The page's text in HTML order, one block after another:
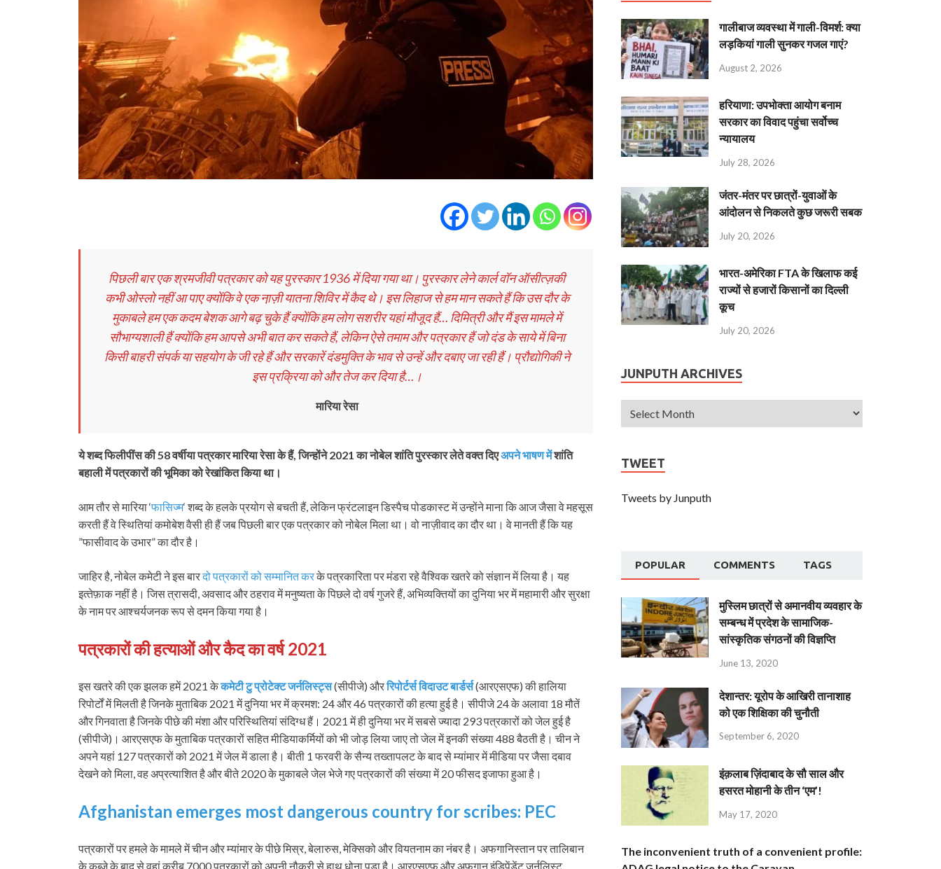
पिछली बार एक श्रमजीवी पत्रकार को यह पुरस्‍कार 1936 में दिया गया था। पुरस्‍कार लेने कार्ल वॉन ऑसीत्‍ज़की
कभी ओस्‍लो नहीं आ पाए क्‍योंकि वे एक ना़ज़ी यातना शिविर में कैद थे। इस लिहाज से हम मान सकते हैं कि उस दौर के
मुकाबले हम एक कदम बेशक आगे बढ़ चुके हैं क्‍योंकि हम लोग सशरीर यहां मौजूद हैं… दिमित्री और मैं इस मामले में
सौभाग्‍यशाली हैं क्‍योंकि हम आपसे अभी बात कर सकते हैं, लेकिन ऐसे तमाम और पत्रकार हैं जो दंड के साये में बिना
किसी बाहरी संपर्क या सहयोग के जी रहे हैं और सरकारें दंडमुक्ति के भाव से उन्‍हें और दबाए जा रही हैं। प्रौद्योगिकी ने
इस प्रक्रिया को और तेज कर दिया है…।
मारिया रेसा
ये शब्‍द फिलीपींस की 58 वर्षीया पत्रकार मारिया रेसा के हैं, जिन्‍होंने 2021 का नोबेल शांति पुरस्‍कार लेते वक्‍त दिएअपने भाषण मेंशांति
बहाली में पत्रकारों की भूमिका को रेखांकित किया था।
आम तौर से मारिया ‘फासिज्‍म‘ शब्‍द के हलके प्रयोग से बचती हैं, लेकिन फ्रंटलाइन डिस्‍पैच पोडकास्‍ट में उन्‍होंने माना कि आज जैसा वे महसूस
करती हैं वे स्थितियां कमोबेश वैसी ही हैं जब पिछली बार एक पत्रकार को नोबेल मिला था। वो नाज़ीवाद का दौर था। वे मानती हैं कि यह
”फासीवाद के उभार” का दौर है।
जाहिर है, नोबेल कमेटी ने इस बारदो पत्रकारों को सम्‍मानित करके पत्रकारिता पर मंडरा रहे वैश्विक खतरे को संज्ञान में लिया है। यह
इत्‍तेफ़ाक नहीं है। जिस त्रासदी, अवसाद और ठहराव में मनुष्‍यता के पिछले दो वर्ष गुजरे हैं, अभिव्‍यक्तियों का दुनिया भर में महामारी और सुरक्षा
के नाम पर आश्‍चर्यजनक रूप से दमन किया गया है।
पत्रकारों की हत्‍याओं और कैद का वर्ष 2021
इस खतरे की एक झलक हमें 2021 केकमेटी टु प्रोटेक्‍ट जर्नलिस्‍ट्स(सीपीजे) औररिपोर्टर्स विदाउट बार्डर्स(आरएसएफ) की हालिया
रिपोर्टों में मिलती है जिनके मुताबिक 2021 में दुनिया भर में क्रमश: 24 और 46 पत्रकारों की हत्‍या हुई है। सीपीजे 24 के अलावा 18 मौतें
और गिनवाता है जिनके पीछे की मंशा और परिस्थितियां संदिग्‍ध हैं। 2021 में ही दुनिया भर में सबसे ज्‍यादा 293 पत्रकारों को जेल हुई है
(सीपीजे)। आरएसएफ के मुताबिक पत्रकारों सहित मीडियाकर्मियों को भी जोड़ लिया जाए तो जेल में इनकी संख्‍या 488 बैठती है। चीन ने
अपने यहां 127 पत्रकारों को 2021 में जेल में डाला है। बीती 1 फरवरी के सैन्‍य तख्‍तापलट के बाद से म्‍यांमार में मीडिया पर जैसा दबाव
देखने को मिला, वह अप्रत्‍याशित है और बीते 2020 के मुकाबले जेल भेजे गए पत्रकारों की संख्‍या में 20 फीसद इजाफा हुआ है।
Afghanistan emerges most dangerous country for scribes: PEC
पत्रकारों पर हमले के मामले में चीन और म्‍यांमार के पीछे मिस्र, बेलारुस, मेक्सिको और वियतनाम का नंबर है। अफगानिस्‍तान पर तालिबान
के कब्‍ज़े के बाद से वहां करीब 7000 पत्रकारों को अपनी नौकरी से हाथ धोना पड़ा है। आरएसएफ और अफगान इंडिपेंडेंट जर्नलिस्‍ट
गालीबाज व्‍यवस्‍था में गाली-विमर्श: क्या
लड़कियां गाली सुनकर गजल गाएं?
August 2, 2026
हरियाणा: उपभोक्ता आयोग बनाम
सरकार का विवाद पहुंचा सर्वोच्च
न्यायालय
July 28, 2026
जंतर-मंतर पर छात्रों-युवाओं के
आंदोलन से निकलते कुछ जरूरी सबक
July 20, 2026
भारत-अमेरिका FTA के खिलाफ कई
राज्यों से हजारों किसानों का दिल्ली
कूच
July 20, 2026
JUNPUTH ARCHIVES
TWEET
Tweets by Junputh
POPULAR COMMENTS TAGS
मुस्लिम छात्रों से अमानवीय व्यवहार के
सम्बन्ध में प्रदेश के सामाजिक-
सांस्कृतिक संगठनों की विज्ञप्ति
June 13, 2020
देशान्‍तर: यूरोप के आखिरी तानाशाह
को एक शिक्षिका की चुनौती
September 6, 2020
इंक़लाब ज़िंदाबाद के सौ साल और
हसरत मोहानी के तीन ‘एम’!
May 17, 2020
The inconvenient truth of a convenient profile: